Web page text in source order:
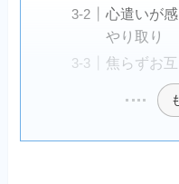
心遣いが
やり取り
焦らずお